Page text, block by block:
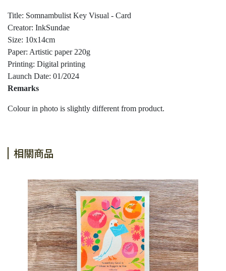
Title: Somnambulist Key Visual - Card
Creator: InkSundae
Size: 10x14cm
Paper: Artistic paper 220g
Printing: Digital printing
Launch Date: 01/2024
Remarks
Colour in photo is slightly different from product.
相關商品